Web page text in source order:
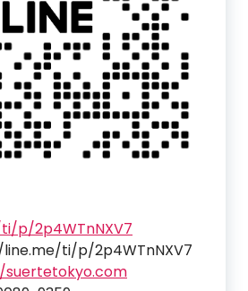
p/2p4WTnNXV7
line.me/ti/p/2p4WTnNXV7